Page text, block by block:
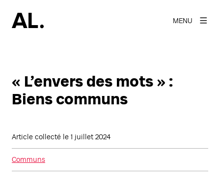
MENU
« L’envers des mots » :
Biens communs
Article collecté le 1 juillet 2024
Communs